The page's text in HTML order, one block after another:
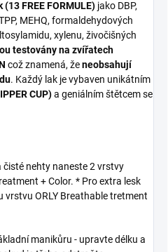
FREE FORMULE) jako DBP,
MEHQ, formaldehydových
xylenu, živočišných
testovány na zvířatech
což znamená, ženeobsahují
. Každý lak je vybaven unikátním
CUP)a geniálním štětcem se
čisté nehty naneste 2 vrstvy
+ Color. * Pro extra lesk
vrstvu ORLY Breathable tretment
manikůru - upravte délku a